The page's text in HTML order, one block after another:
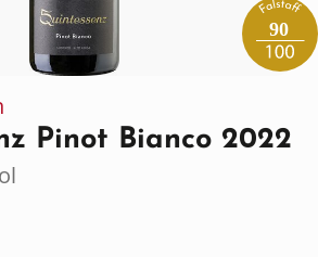
90
Pinot Bianco 2022